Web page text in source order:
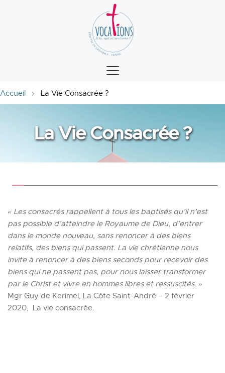
Accueil La Vie Consacrée ?
La Vie Consacrée ?
« Les consacrés rappellent à tous les baptisés qu’il n’est
pas possible d’atteindre le Royaume de Dieu, d’entrer
dans le monde nouveau, sans renoncer à des biens
relatifs, des biens qui passent. La vie chrétienne nous
invite à renoncer à des biens seconds pour recevoir des
biens qui ne passent pas, pour nous laisser transformer
par le Christ et vivre en hommes libres et ressuscités. »
Mgr Guy de Kerimel, La Côte Saint-André – 2 février
2020,  La vie consacrée.